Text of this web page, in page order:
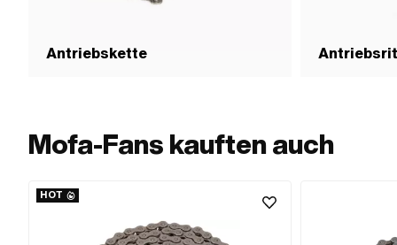
Antriebskette
Mofa-Fans kauften auch
HOT